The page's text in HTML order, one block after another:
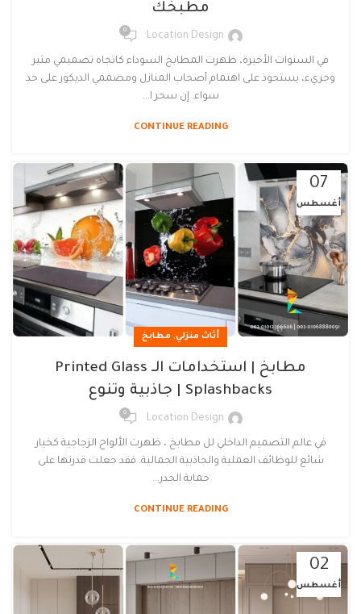
مطبخك
Location Design
0
في السنوات الأخيرة، ظهرت المطابخ السوداء كاتجاه تصميمي مثير
وجريء، يستحوذ على اهتمام أصحاب المنازل ومصممي الديكور على حد
سواء. إن سحر ا...
CONTINUE READING
07
أغسطس
أثاث منزلي, مطابخ
مطابخ | استخدامات الـ Printed Glass
Splashbacks | جاذبية وتنوع
Location Design
0
في عالم التصميم الداخلي لل مطابخ ، ظهرت الألواح الزجاجية كخيار
شائع للوظائف العملية والجاذبية الجمالية. فقد جعلت قدرتها على
حماية الجدر...
CONTINUE READING
02
أغسطس